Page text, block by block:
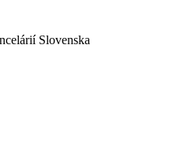
Slovenska